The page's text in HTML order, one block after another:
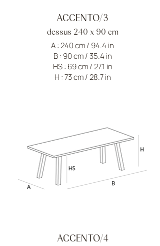
ACCENTO/3
dessus 240 x 90 cm
A : 240 cm / 94.4 in
B : 90 cm / 35.4 in
HS : 69 cm / 27.1 in
H : 73 cm / 28.7 in
ACCENTO/4